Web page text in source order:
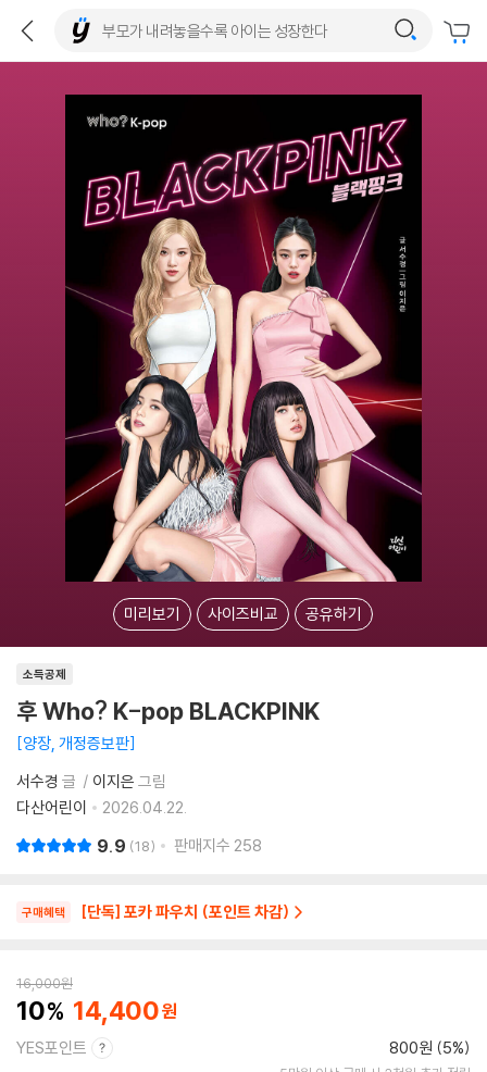
미리보기 사이즈비교 공유하기
소득공제
후 Who? K-pop BLACKPINK
양장, 개정증보판
서수경 글 이지은 그림
다산어린이
2026.04.22.
9.9 18 판매지수 258
구매혜택 [단독] 포카 파우치 (포인트 차감)
16,000원
10 14,400
YES포인트 800원 (5%)